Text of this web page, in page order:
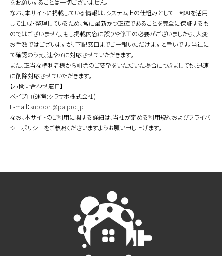
をお願いすることは一切ございません。
なお、本サイトに掲載している情報は、システム上の仕組みとして一部AIを活用
して生成・整理しているため、常に最新かつ正確であることを完全に保証するも
のではございません。もし掲載内容に誤りや修正の必要がございましたら、大変
お手数ではございますが、下記窓口までご一報いただけますと幸いです。当社に
て確認のうえ、速やかに対応させていただきます。
また、正当な権利者様から削除のご要望をいただいた場合につきましても、迅速
に削除対応させていただきます。
【お問い合わせ窓口】
ペイプロ(運営:クラサポ株式会社)
E-mail：support@paipro.jp
なお、本サイトのご利用に関する詳細は、当社が定める利用規約およびプライバ
シーポリシーをご参照くださいますようお願い申し上げます。